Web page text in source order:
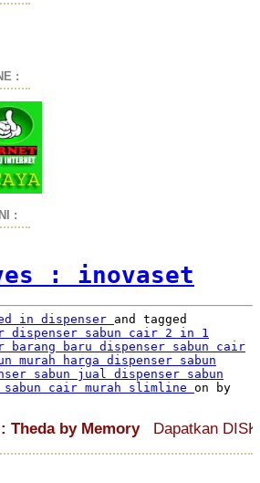
:
:
: inovaset
in dispenser and tagged
dispenser sabun cair 2 in 1
barang baru dispenser sabun cair
murah
harga dispenser sabun
sabun jual dispenser sabun
cair murah slimline on
by
by MemoryDapatkan